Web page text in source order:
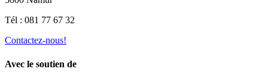
Tél : 081 77 67 32
Contactez-nous!
Avec le soutien de